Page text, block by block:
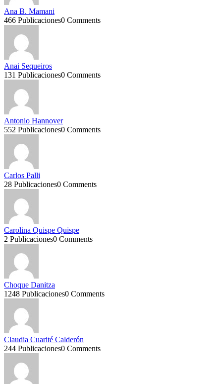
Ana B. Mamani
466 Publicaciones0 Comments
Anai Sequeiros
131 Publicaciones0 Comments
Antonio Hannover
552 Publicaciones0 Comments
Carlos Palli
28 Publicaciones0 Comments
Carolina Quispe Quispe
2 Publicaciones0 Comments
Choque Danitza
1248 Publicaciones0 Comments
Claudia Cuarité Calderón
244 Publicaciones0 Comments